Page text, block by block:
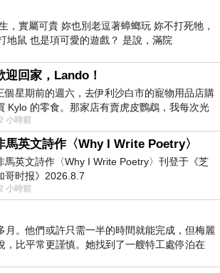
，實屬可貴 妳也別老逗著蟑螂玩 妳不打死牠，
地鼠 也是項可愛的遊戲？ 是說，滿院
迎回家，Lando！
個星期前的週六，去伊利沙白市的寵物用品店購
Kylo 的零食。那家店有賣虎皮鸚鵡，我每次光
都會去看一下。他們偶爾會引進 C
小時前
馬英文詩作〈Why I Write Poetry〉
馬英文詩作〈Why I Write Poetry〉刊登于《芝
哥时报》2026.8.7
小時前
月。他們或許只需一半的時間就能完成，但梅麗
，比平常更謹慎。她找到了一艘特工處停泊在